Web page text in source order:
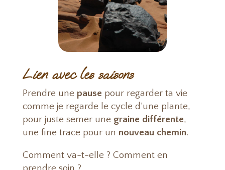
Lien avec les saisons
Prendre une pause pour regarder ta vie
comme je regarde le cycle d’une plante,
pour juste semer une graine différente,
une fine trace pour un nouveau chemin.
Comment va-t-elle ? Comment en